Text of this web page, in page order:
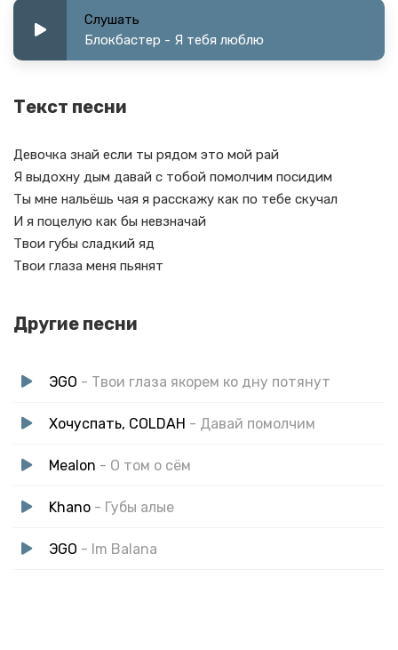
Слушать
Блокбастер - Я тебя люблю
Текст песни
Девочка знай если ты рядом это мой рай
Я выдохну дым давай с тобой помолчим посидим
Ты мне нальёшь чая я расскажу как по тебе скучал
И я поцелую как бы невзначай
Твои губы сладкий яд
Твои глаза меня пьянят
Другие песни
ЭGO - Твои глаза якорем ко дну потянут
Хочуспать, COLDAH - Давай помолчим
Mealon - О том о сём
Khano - Губы алые
ЭGO - Im Balana